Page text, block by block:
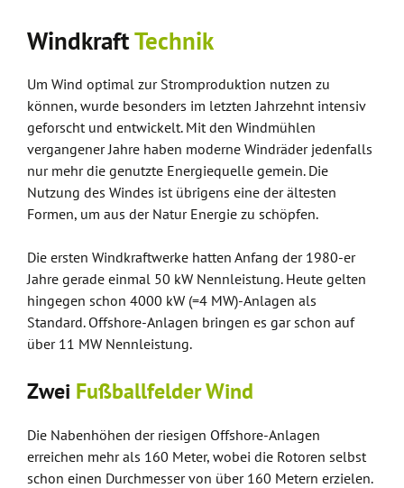
WindkraftTechnik
Um Wind optimal zur Stromproduktion nutzen zu
können, wurde besonders im letzten Jahrzehnt intensiv
geforscht und entwickelt. Mit den Windmühlen
vergangener Jahre haben moderne Windräder jedenfalls
nur mehr die genutzte Energiequelle gemein. Die
Nutzung des Windes ist übrigens eine der ältesten
Formen, um aus der Natur Energie zu schöpfen.
Die ersten Windkraftwerke hatten Anfang der 1980-er
Jahre gerade einmal 50 kW Nennleistung. Heute gelten
hingegen schon 4000 kW (=4 MW)-Anlagen als
Standard. Offshore-Anlagen bringen es gar schon auf
über 11 MW Nennleistung.
Zwei Fußballfelder Wind
Die Nabenhöhen der riesigen Offshore-Anlagen
erreichen mehr als 160 Meter, wobei die Rotoren selbst
schon einen Durchmesser von über 160 Metern erzielen.